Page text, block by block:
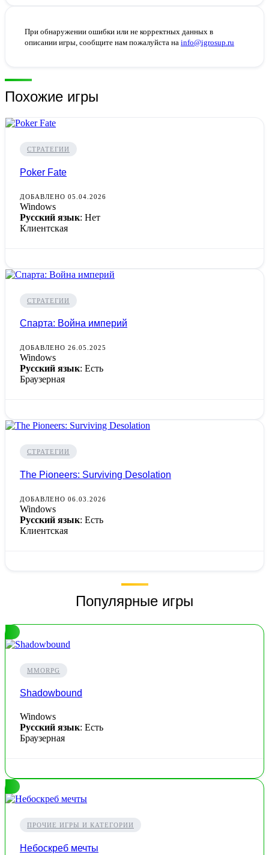
При обнаружении ошибки или не корректных данных в
описании игры, сообщите нам пожалуйста на info@igrosup.ru
Похожие игры
СТРАТЕГИИ
Poker Fate
ДОБАВЛЕНО 05.04.2026
Windows
Русский язык: Нет
Клиентская
СТРАТЕГИИ
Спарта: Война империй
ДОБАВЛЕНО 26.05.2025
Windows
Русский язык: Есть
Браузерная
СТРАТЕГИИ
The Pioneers: Surviving Desolation
ДОБАВЛЕНО 06.03.2026
Windows
Русский язык: Есть
Клиентская
Популярные игры
MMORPG
Shadowbound
Windows
Русский язык: Есть
Браузерная
ПРОЧИЕ ИГРЫ И КАТЕГОРИИ
Небоскреб мечты